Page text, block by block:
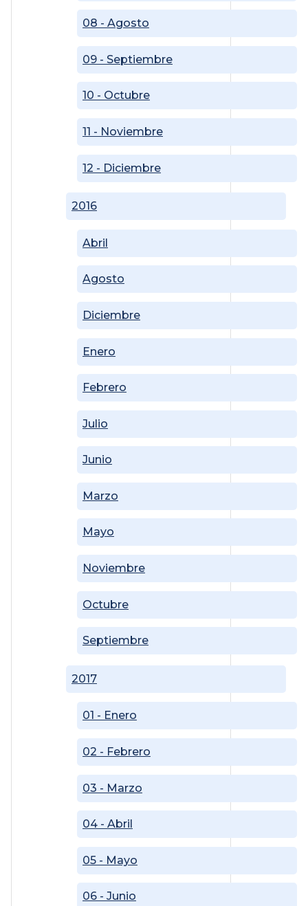
08 - Agosto
09 - Septiembre
10 - Octubre
11 - Noviembre
12 - Diciembre
2016
Abril
Agosto
Diciembre
Enero
Febrero
Julio
Junio
Marzo
Mayo
Noviembre
Octubre
Septiembre
2017
01 - Enero
02 - Febrero
03 - Marzo
04 - Abril
05 - Mayo
06 - Junio